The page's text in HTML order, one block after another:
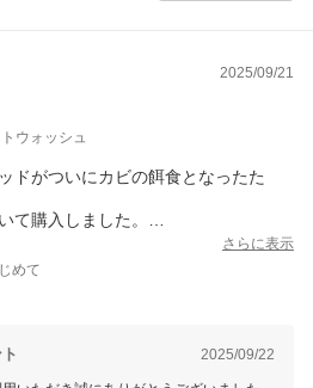
2025/09/21
ウォッシュ
ドがついにカビの餌食となったた
て購入しました。
れなりに高さもあるものなので女性
す。
梱、必要部品をエッサエッサ運びな
という感じ。
さらに表示
めて
2025/09/22